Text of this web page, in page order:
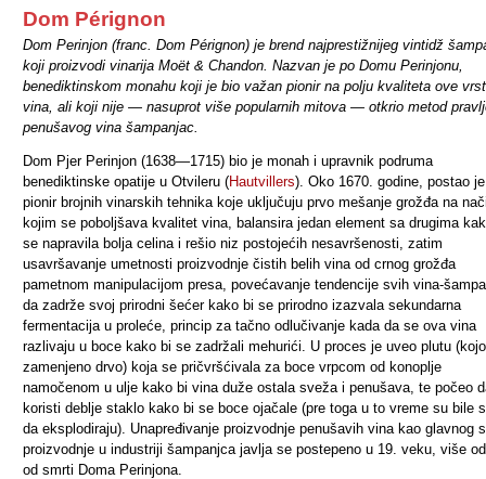
Dom Pérignon
Dom Perinjon (franc. Dom Pérignon) je brend najprestižnijeg vintidž
koji proizvodi vinarija Moët & Chandon. Nazvan je po Domu Perinjonu,
benediktinskom monahu koji je bio važan pionir na polju kvaliteta ove
vina, ali koji nije — nasuprot više popularnih mitova — otkrio metod
penušavog vina šampanjac.
Dom Pjer Perinjon (1638—1715) bio je monah i upravnik podruma
benediktinske opatije u Otvileru (Hautvillers). Oko 1670. godine, postao je
pionir brojnih vinarskih tehnika koje uključuju prvo mešanje grožđa na
kojim se poboljšava kvalitet vina, balansira jedan element sa drugima
se napravila bolja celina i rešio niz postojećih nesavršenosti, zatim
usavršavanje umetnosti proizvodnje čistih belih vina od crnog grožđa
pametnom manipulacijom presa, povećavanje tendencije svih vina-
da zadrže svoj prirodni šećer kako bi se prirodno izazvala sekundarna
fermentacija u proleće, princip za tačno odlučivanje kada da se ova vina
razlivaju u boce kako bi se zadržali mehurići. U proces je uveo plutu
zamenjeno drvo) koja se pričvršćivala za boce vrpcom od konoplje
namočenom u ulje kako bi vina duže ostala sveža i penušava, te počeo
koristi deblje staklo kako bi se boce ojačale (pre toga u to vreme su bile
da eksplodiraju). Unapređivanje proizvodnje penušavih vina kao glavnog
proizvodnje u industriji šampanjca javlja se postepeno u 19. veku, više
od smrti Doma Perinjona.